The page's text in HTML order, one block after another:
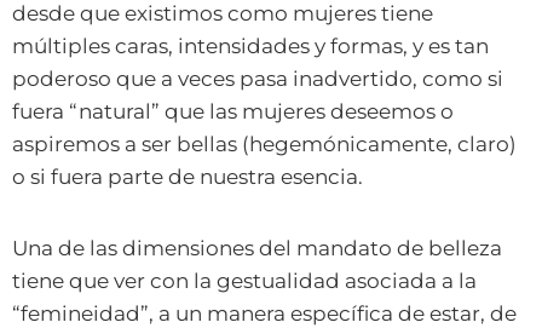
desde que existimos como mujeres tiene
múltiples caras, intensidades y formas, y es tan
poderoso que a veces pasa inadvertido, como si
fuera “natural” que las mujeres deseemos o
aspiremos a ser bellas (hegemónicamente, claro)
o si fuera parte de nuestra esencia.
Una de las dimensiones del mandato de belleza
tiene que ver con la gestualidad asociada a la
“femineidad”, a un manera específica de estar, de